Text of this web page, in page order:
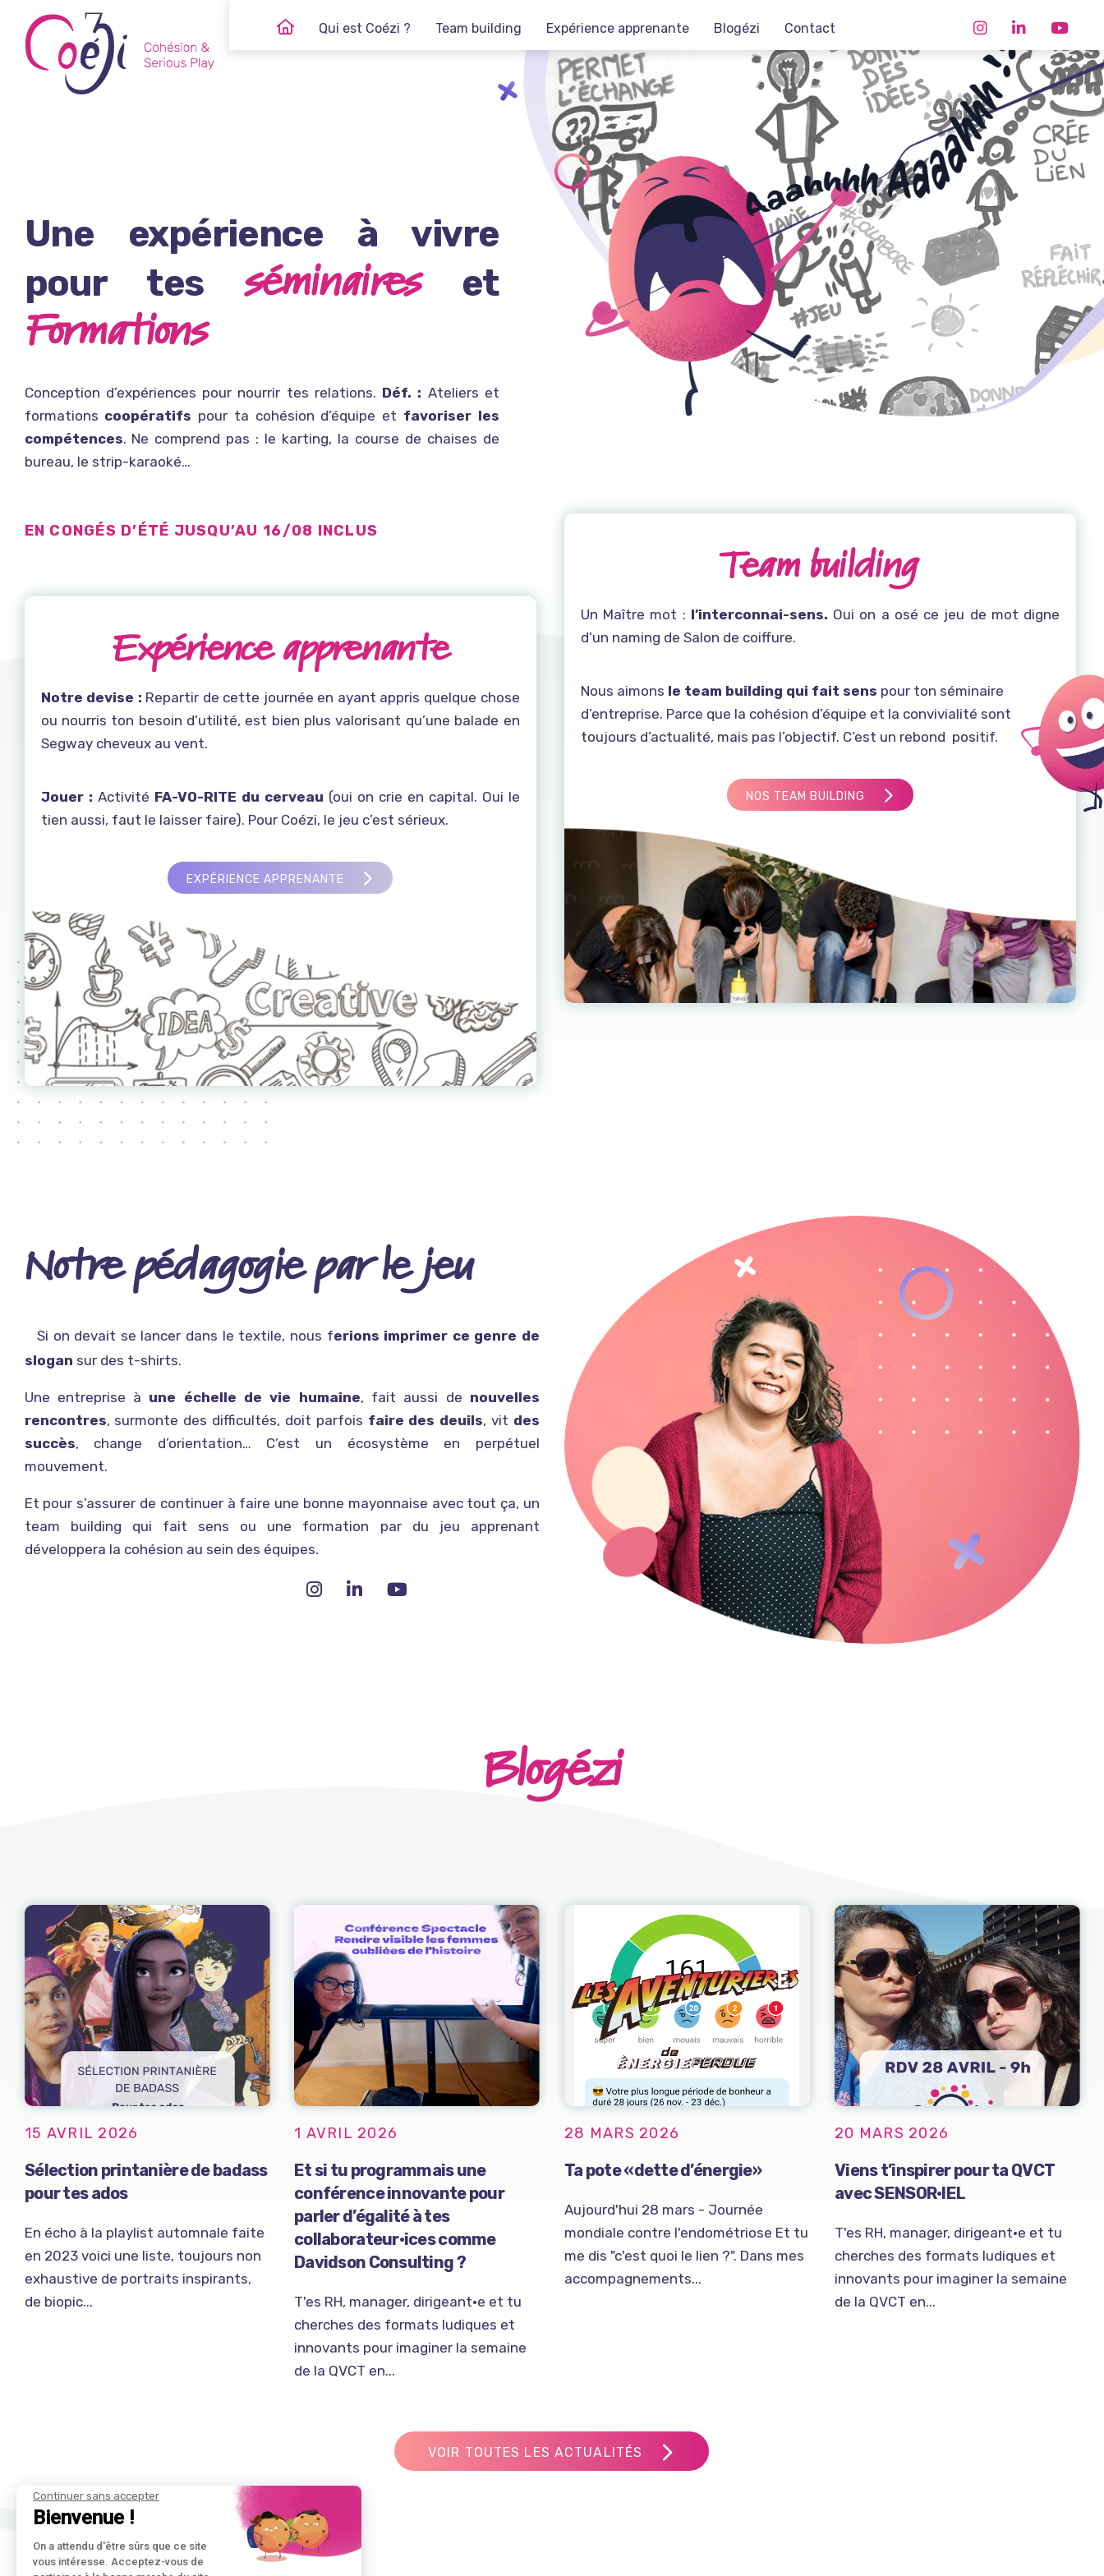
Continuer sans accepter
Bienvenue !
On a attendu d'être sûrs que ce site
vous intéresse. Acceptez-vous de
content
Qui est Coézi ? Team building Expérience apprenante Blogézi Contact
Une expérience à vivre
pour tesséminaireset
Formations
Conception d’expériences pour nourrir tes relations. Déf. : Ateliers et
formations coopératifs pour ta cohésion d’équipe et favoriser les
compétences. Ne comprend pas : le karting, la course de chaises de
bureau, le strip-karaoké…
EN CONGÉS D’ÉTÉ JUSQU’AU 16/08 INCLUS
Expérience apprenante
Notre devise : Repartir de cette journée en ayant appris quelque chose
ou nourris ton besoin d’utilité, est bien plus valorisant qu’une balade en
Segway cheveux au vent.
Jouer : Activité FA-VO-RITE du cerveau (oui on crie en capital. Oui le
tien aussi, faut le laisser faire). Pour Coézi, le jeu c’est sérieux.
EXPÉRIENCE APPRENANTE
Team building
Un Maître mot : l’interconnai-sens. Oui on a osé ce jeu de mot digne
d’un naming de Salon de coiffure.
Nous aimons le team building qui fait sens pour ton séminaire
d’entreprise. Parce que la cohésion d’équipe et la convivialité sont
toujours d’actualité, mais pas l’objectif. C’est un rebond positif.
NOS TEAM BUILDING
Notre pédagogie par le jeu
Si on devait se lancer dans le textile, nous ferions imprimer ce genre de
slogan sur des t-shirts.
Une entreprise à une échelle de vie humaine, fait aussi de nouvelles
rencontres, surmonte des difficultés, doit parfois faire des deuils, vit des
succès, change d’orientation… C’est un écosystème en perpétuel
mouvement.
Et pour s’assurer de continuer à faire une bonne mayonnaise avec tout ça, un
team building qui fait sens ou une formation par du jeu apprenant
développera la cohésion au sein des équipes.
Blogézi
15 AVRIL 2026
Sélection printanière de badass
pour tes ados
En écho à la playlist automnale faite
en 2023 voici une liste, toujours non
exhaustive de portraits inspirants,
de biopic...
1 AVRIL 2026
Et si tu programmais une
conférence innovante pour
parler d’égalité à tes
collaborateur·ices comme
Davidson Consulting ?
T'es RH, manager, dirigeant·e et tu
cherches des formats ludiques et
innovants pour imaginer la semaine
de la QVCT en...
28 MARS 2026
Ta pote «dette d’énergie»
Aujourd'hui 28 mars - Journée
mondiale contre l'endométriose Et tu
me dis "c'est quoi le lien ?". Dans mes
accompagnements...
20 MARS 2026
Viens t’inspirer pour ta QVCT
avec SENSOR·IEL
T'es RH, manager, dirigeant·e et tu
cherches des formats ludiques et
innovants pour imaginer la semaine
de la QVCT en...
VOIR TOUTES LES ACTUALITÉS